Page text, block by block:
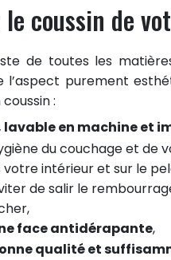
coussin de
de toutes les
l’aspect purement
:
en machine et
du couchage et
votre intérieur et sur le
de salir le
face antidérapante,
qualité et